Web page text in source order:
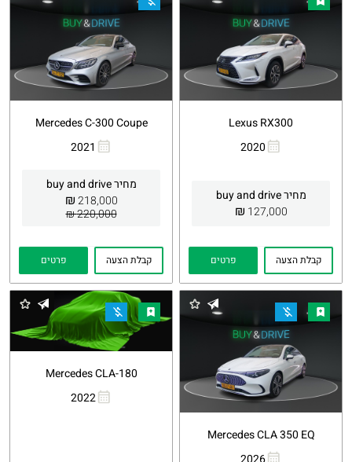
Lexus RX300
2020
מחיר buy and drive
127,000
₪
Whatsapp
קבלת הצעה פרטים
Mercedes C-300 Coupe
2021
מחיר buy and drive
218,000
₪
220,000 ₪
Whatsapp
קבלת הצעה פרטים
Mercedes CLA 350 EQ
Mercedes CLA-180
2022
Whatsapp